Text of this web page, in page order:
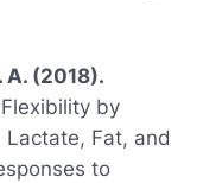
A. (2018).
by
Lactate, Fat, and
to